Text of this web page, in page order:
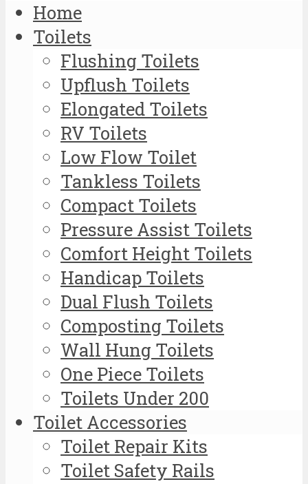
Home
Toilets
Flushing Toilets
Upflush Toilets
Elongated Toilets
RV Toilets
Low Flow Toilet
Tankless Toilets
Compact Toilets
Pressure Assist Toilets
Comfort Height Toilets
Handicap Toilets
Dual Flush Toilets
Composting Toilets
Wall Hung Toilets
One Piece Toilets
Toilets Under 200
Toilet Accessories
Toilet Repair Kits
Toilet Safety Rails